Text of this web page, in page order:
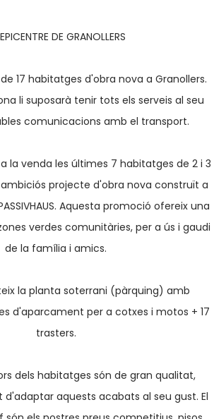
DE GRANOLLERS
17 habitatges d'obra nova a Granollers.
li suposarà tenir tots els serveis al seu
comunicacions amb el transport.
la venda les últimes 7 habitatges de 2 i 3
projecte d'obra nova construït a
Aquesta promoció ofereix una
verdes comunitàries, per a ús i gaudi
de la família i amics.
la planta soterrani (pàrquing) amb
d'aparcament per a cotxes i motos + 17
trasters.
dels habitatges són de gran qualitat,
aquests acabats al seu gust. El